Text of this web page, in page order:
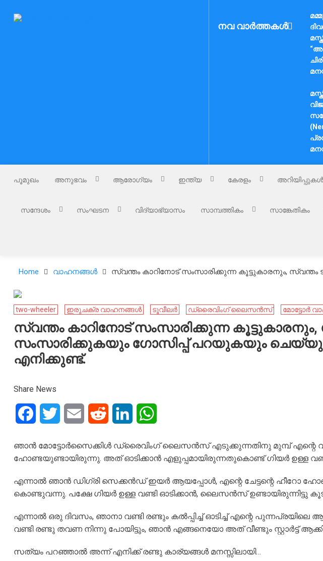
Nammude Naadu നവ വാർത്തകൾ
പൂമുഖം അനുഭവം ആരോഗ്യം ഇന്ത്യ കേരളം അറിയിപ്പുകൾ
സന്ദേശം സംഘടന വിദ്യാഭ്യാസം സാമ്പത്തികം സാങ്കേതികം
Home വാഹനങ്ങള്‍ സ്വന്തം കാറിനോട് സംസാരിക്കുന്ന കൂട്ടുകാരനും,
two-wheeler ഇരുചക്ര വാഹനങ്ങൾ ടൂവീലർ ഡ്രൈവിംഗ് ലൈസൻസ് മോട്ടോർ
സ്വന്തം കാറിനോട് സംസാരിക്കുന്ന കൂട്ടുകാരനും,
സംസാരിക്കുകയും ഗോസിപ്പ് പറയുകയും
എനിക്കുണ്ട്.
Share News
FacebookTwitter Email Reddit LinkedIn
ഞാൻ മോട്ടോർസൈക്കിൾ ഡ്രൈവിംഗ് ലൈസൻസ് എടുക്കുന്നതിനു മുമ്പ് എന്റെ
ഹോണ്ടയുണ്ടായിരുന്നു. അത് ഓടിക്കാൻ എളുപ്പമായിരുന്നതുകൊണ്ട് ഗിയർ ഉള്ള വണ്ടി
എന്നാൽ ഞാൻ ഡിഗ്രി സെക്കൻഡ് ഇയർ ആയപ്പോൾ, എന്റെ ചേട്ടന്റെ ഹീറോ
കൊണ്ടുവന്നു. പക്ഷേ ഗിയർ ഉള്ള വണ്ടി ഓടിക്കാൻ, ലൈസൻസ് ഉണ്ടായിരുന്നിട്ടു
എന്നാൽ ഒരു ദിവസം, ഞാനാ വണ്ടി രണ്ടും കൽപ്പിച്ച് ഓടിച്ച് എന്റെ പുന്നപ്രയിലെ
വണ്ടി രണ്ടു തവണ നിന്നു പോയിട്ടും, ഞാൻ എങ്ങനെയോ അത് വീണ്ടും സ്റ്റാർട്ട്
സത്യം പറഞ്ഞാൽ അന്ന് എനിക്ക് രണ്ടു കാര്യങ്ങൾ മനസ്സിലായി…